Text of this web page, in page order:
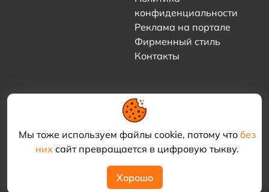
Мы тоже используем файлы cookie, потому что без
нихсайт превращается в цифровую тыкву.
Хорошо
конфиденциальности
Реклама на портале
Фирменный стиль
Контакты
© 2021–2026 «Академия КриоФрост»